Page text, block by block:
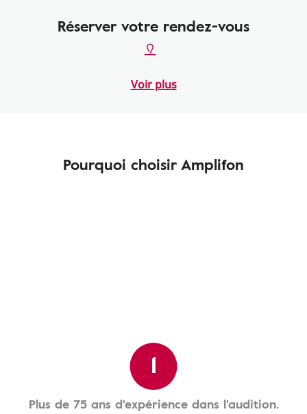
Réserver votre rendez-vous
Voir plus
Pourquoi choisir Amplifon
1
Plus de 75 ans d'expérience dans l'audition.